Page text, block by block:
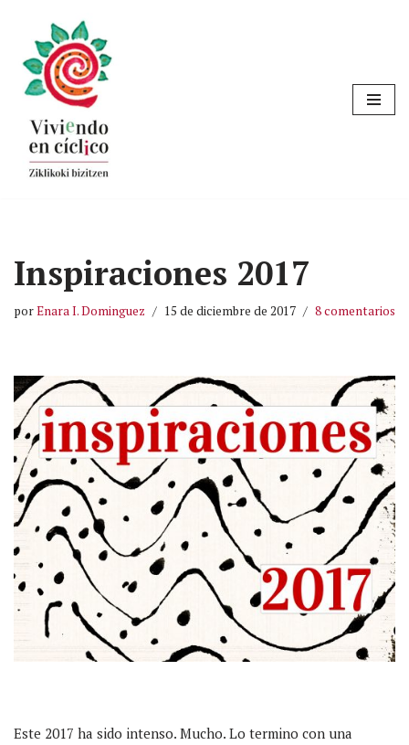
Saltar
al
contenido
Inspiraciones 2017
porEnara I. Dominguez 15 de diciembre de 2017 8 comentarios
Este 2017 ha sido intenso. Mucho. Lo termino con una